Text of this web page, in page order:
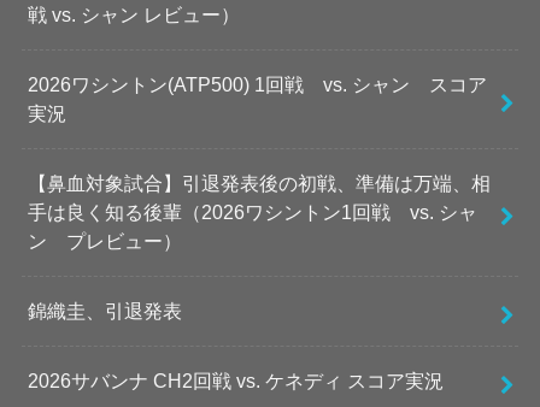
戦 vs. シャン レビュー）
2026ワシントン(ATP500) 1回戦 vs. シャン スコア
実況
【鼻血対象試合】引退発表後の初戦、準備は万端、相
手は良く知る後輩（2026ワシントン1回戦 vs. シャ
ン プレビュー）
錦織圭、引退発表
2026サバンナ CH2回戦 vs. ケネディ スコア実況